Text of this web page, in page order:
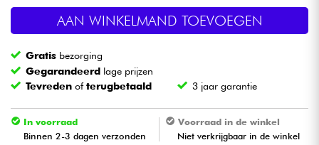
Licht
Blaasinstrument
Viool & Quatuor
AAN WINKELMAND TOEVOEGEN
Gratis bezorging
Gegarandeerd lage prijzen
Tevreden ofterugbetaald 3 jaar garantie
In voorraad
Binnen 2-3 dagen verzonden
Voorraad in de winkel
Niet verkrijgbaar in de winkel